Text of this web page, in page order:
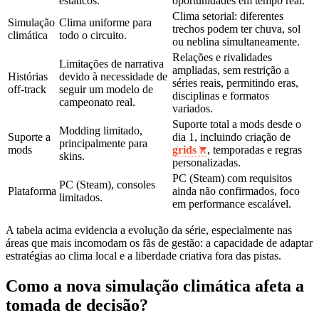
Simulação
climática
Clima uniforme para
todo o circuito.
Clima setorial: diferentes
trechos podem ter chuva, sol
ou neblina simultaneamente.
Histórias
off‑track
Limitações de narrativa
devido à necessidade de
seguir um modelo de
campeonato real.
Relações e rivalidades
ampliadas, sem restrição a
séries reais, permitindo eras,
disciplinas e formatos
variados.
Suporte a
mods
Modding limitado,
principalmente para
skins.
Suporte total a mods desde o
dia 1, incluindo criação de
grids
, temporadas e regras
personalizadas.
Plataforma
PC (Steam), consoles
limitados.
PC (Steam) com requisitos
ainda não confirmados, foco
em performance escalável.
A tabela acima evidencia a evolução da série, especialmente nas
áreas que mais incomodam os fãs de gestão: a capacidade de adaptar
estratégias ao clima local e a liberdade criativa fora das pistas.
Como a nova simulação climática afeta a
tomada de decisão?